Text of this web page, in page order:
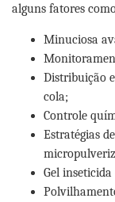
alguns fatores
Minuciosa
Distribuição
cola;
Controle
Estratégias
Gel